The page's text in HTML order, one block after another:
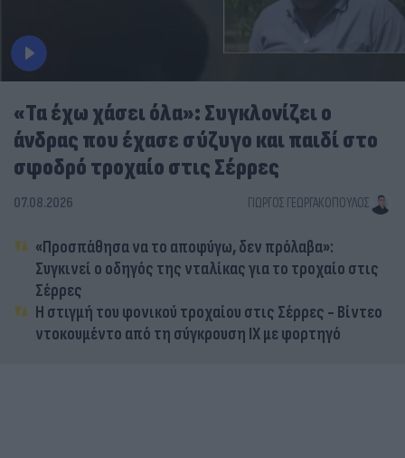
«Τα έχω χάσει όλα»: Συγκλονίζει ο
άνδρας που έχασε σύζυγο και παιδί στο
σφοδρό τροχαίο στις Σέρρες
07.08.2026 ΓΙΏΡΓΟΣ ΓΕΩΡΓΑΚΌΠΟΥΛΟΣ
«Προσπάθησα να το αποφύγω, δεν πρόλαβα»:
Συγκινεί ο οδηγός της νταλίκας για το τροχαίο στις
Σέρρες
Η στιγμή του φονικού τροχαίου στις Σέρρες - Βίντεο
ντοκουμέντο από τη σύγκρουση ΙΧ με φορτηγό